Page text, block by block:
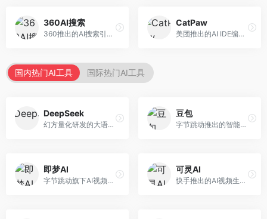
360AI搜索
360推出的AI搜索引擎，专注于安全智能搜索。面向普通用户，提供智能问答、网页搜索、内容整理等服务，安全防护能力强。
CatPaw
美团推出的AI IDE编程工具，专注于本地开发生态。面向开发者，提供智能代码补全、代码生成、项目管理等服务，本地开发体验好。
国内热门AI工具 国际热门AI工具
DeepSeek
幻方量化研发的大语言模型平台，专注于深度推理和代码生成能力。面向开发者、研究人员和技术爱好者，提供强大的逻辑推理和数学计算功能，开源生态完善，API接口友好。
豆包
字节跳动推出的智能对话助手平台，提供文本创作、知识问答、英语学习等多种AI服务。面向普通用户和内容创作者，支持多轮对话和文件解析，免费使用，响应速度快，中文理解能力强。
即梦AI
字节跳动旗下AI视频创作平台，支持多模态内容生成。面向内容创作者和营销人员，提供文生视频、图生视频、智能剪辑等功能，中文理解能力强，创作效率高。
可灵AI
快手推出的AI视频生成平台，支持文生视频和图生视频，可生成长达2分钟的高质量视频内容。面向短视频创作者和营销人员，操作简便，生成效果逼真，适合商业推广和创意表达。